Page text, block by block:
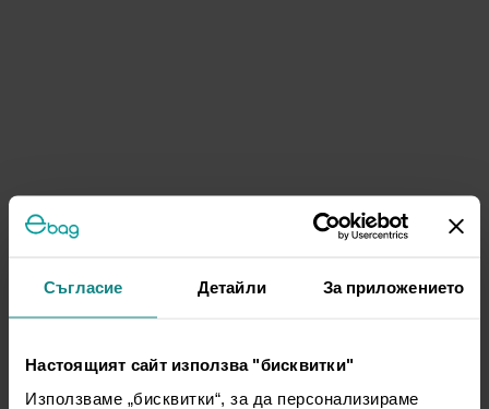
Съгласие Детайли За приложението
Настоящият сайт използва "бисквитки"
Използваме „бисквитки“, за да персонализираме